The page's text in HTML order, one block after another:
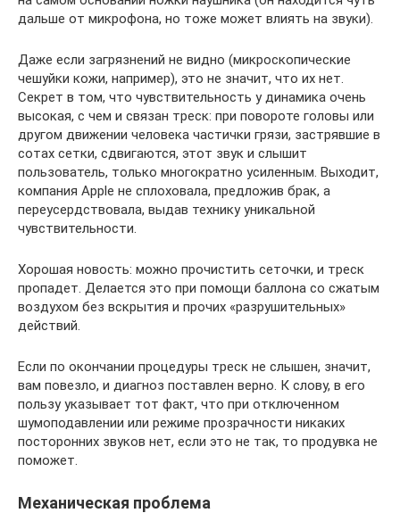
дальше от микрофона, но тоже может влиять на звуки).
Даже если загрязнений не видно (микроскопические
чешуйки кожи, например), это не значит, что их нет.
Секрет в том, что чувствительность у динамика очень
высокая, с чем и связан треск: при повороте головы или
другом движении человека частички грязи, застрявшие в
сотах сетки, сдвигаются, этот звук и слышит
пользователь, только многократно усиленным. Выходит,
компания Apple не сплоховала, предложив брак, а
переусердствовала, выдав технику уникальной
чувствительности.
Хорошая новость: можно прочистить сеточки, и треск
пропадет. Делается это при помощи баллона со сжатым
воздухом без вскрытия и прочих «разрушительных»
действий.
Если по окончании процедуры треск не слышен, значит,
вам повезло, и диагноз поставлен верно. К слову, в его
пользу указывает тот факт, что при отключенном
шумоподавлении или режиме прозрачности никаких
посторонних звуков нет, если это не так, то продувка не
поможет.
Механическая проблема